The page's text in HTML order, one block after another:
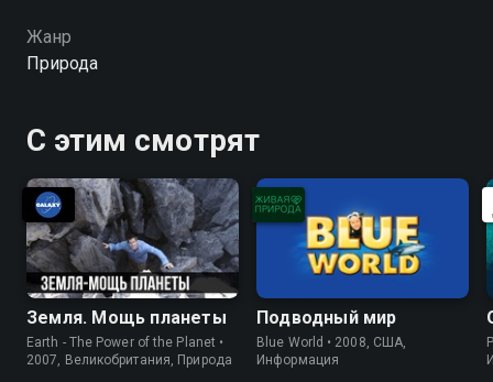
Посмотреть онлайн 1 сезон сериала Рускеальские
водопады вы можете совершенно бесплатно в
Жанр
Природа
С этим смотрят
Земля. Мощь планеты
Earth - The Power of the Planet •
2007, Великобритания, Природа
Подводный мир
Blue World • 2008, США,
Информация